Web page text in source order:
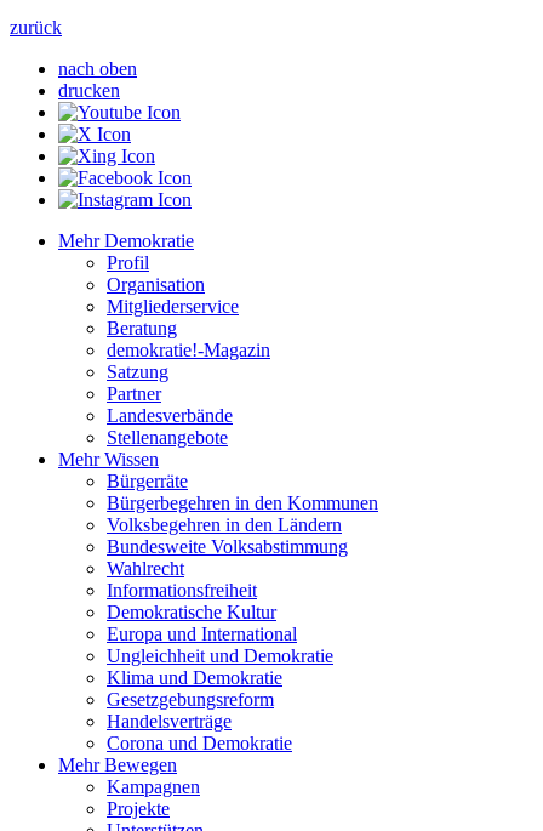
zurück
nach oben
drucken
Mehr Demokratie
Profil
Organisation
Mitgliederservice
Beratung
demokratie!-Magazin
Satzung
Partner
Landesverbände
Stellenangebote
Mehr Wissen
Bürgerräte
Bürgerbegehren in den Kommunen
Volksbegehren in den Ländern
Bundesweite Volksabstimmung
Wahlrecht
Informationsfreiheit
Demokratische Kultur
Europa und International
Ungleichheit und Demokratie
Klima und Demokratie
Gesetzgebungsreform
Handelsverträge
Corona und Demokratie
Mehr Bewegen
Kampagnen
Projekte